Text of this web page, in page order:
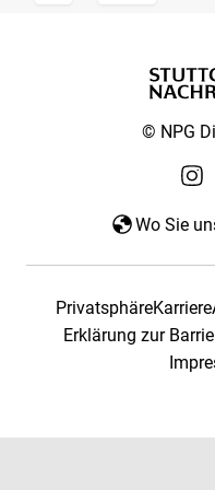
© NPG
Wo Sie
PrivatsphäreKarriere
Erklärung zur